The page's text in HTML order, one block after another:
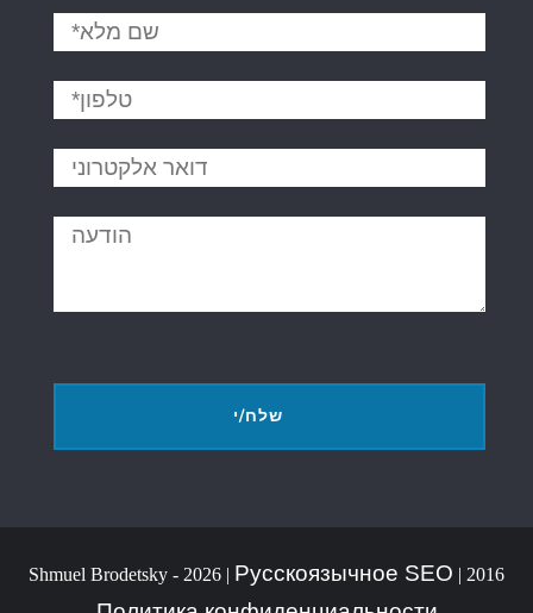
2016 Shmuel Brodetsky - 2026 |
Русскоязычное SEO |